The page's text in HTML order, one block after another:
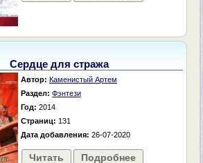
Сердце для стража
Автор: Каменистый Артем
Раздел: Фэнтези
Год: 2014
Страниц: 131
Дата добавления: 26-07-2020
Читать Подробнее